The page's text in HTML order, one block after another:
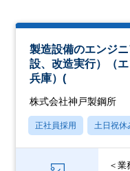
製造設備のエンジ
設、改造実行）（
兵庫）(
株式会社神戸製鋼所
正社員採用 土日祝休
＜業